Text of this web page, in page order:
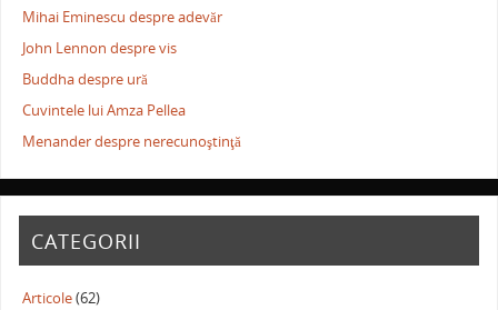
Mihai Eminescu despre adevăr
John Lennon despre vis
Buddha despre ură
Cuvintele lui Amza Pellea
Menander despre nerecunoştinţă
CATEGORII
Articole(62)